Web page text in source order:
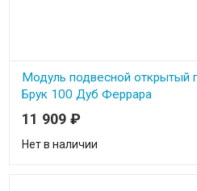
Модуль подвесной открытый
Брук 100 Дуб Феррара
Ширина 100 см
Глубина 44.3 см
11 909 ₽
Нет в наличии